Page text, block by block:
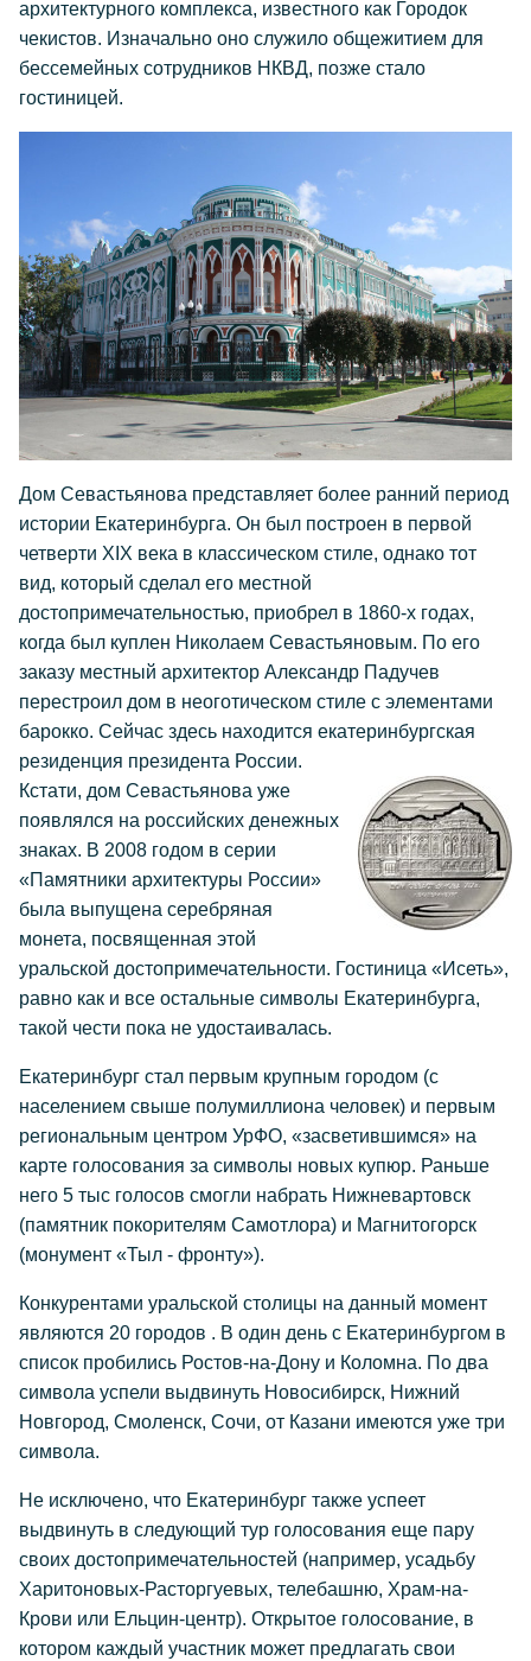
архитектурного комплекса, известного как Городок
чекистов. Изначально оно служило общежитием для
бессемейных сотрудников НКВД, позже стало
гостиницей.
Дом Севастьянова представляет более ранний период
истории Екатеринбурга. Он был построен в первой
четверти XIX века в классическом стиле, однако тот
вид, который сделал его местной
достопримечательностью, приобрел в 1860-х годах,
когда был куплен Николаем Севастьяновым. По его
заказу местный архитектор Александр Падучев
перестроил дом в неоготическом стиле с элементами
барокко. Сейчас здесь находится екатеринбургская
резиденция президента России.
Кстати, дом Севастьянова уже
появлялся на российских денежных
знаках. В 2008 годом в серии
«Памятники архитектуры России»
была выпущена серебряная
монета, посвященная этой
уральской достопримечательности. Гостиница «Исеть»,
равно как и все остальные символы Екатеринбурга,
такой чести пока не удостаивалась.
Екатеринбург стал первым крупным городом (с
населением свыше полумиллиона человек) и первым
региональным центром УрФО, «засветившимся» на
карте голосования за символы новых купюр. Раньше
него 5 тыс голосов смогли набрать Нижневартовск
(памятник покорителям Самотлора) и Магнитогорск
(монумент «Тыл - фронту»).
Конкурентами уральской столицы на данный момент
являются 20 городов . В один день с Екатеринбургом в
список пробились Ростов-на-Дону и Коломна. По два
символа успели выдвинуть Новосибирск, Нижний
Новгород, Смоленск, Сочи, от Казани имеются уже три
символа.
Не исключено, что Екатеринбург также успеет
выдвинуть в следующий тур голосования еще пару
своих достопримечательностей (например, усадьбу
Харитоновых-Расторгуевых, телебашню, Храм-на-
Крови или Ельцин-центр). Открытое голосование, в
котором каждый участник может предлагать свои